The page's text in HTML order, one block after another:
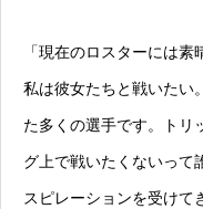
「現在のロスターには素
私は彼女たちと戦いたい
た多くの選手です。トリ
グ上で戦いたくないって
スピレーションを受けて